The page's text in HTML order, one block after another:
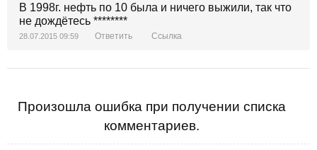
В 1998г. нефть по 10 была и ничего выжили, так что
не дождётесь ********
28.07.2015 09:59 Ответить Ссылка
Произошла ошибка при получении списка
комментариев.